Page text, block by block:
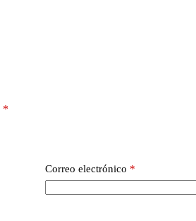
*
Correo electrónico *